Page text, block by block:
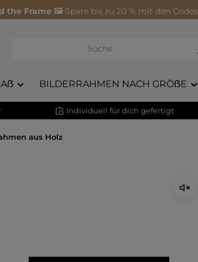
the Frame 🖼️ Spare bis zu 20 % mit den Codes
BILDERRAHMEN NACH GRÖẞE
Individuell für dich gefertigt
aus Holz